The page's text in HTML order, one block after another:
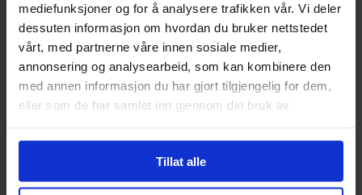
mediefunksjoner og for å analysere trafikken vår. Vi deler
dessuten informasjon om hvordan du bruker nettstedet
vårt, med partnerne våre innen sosiale medier,
annonsering og analysearbeid, som kan kombinere den
med annen informasjon du har gjort tilgjengelig for dem,
eller som de har samlet inn gjennom din bruk av
Tillat alle
229 00
206,10
Medlem
På nettlager
229 00
206,10
Medlem
På nettlager